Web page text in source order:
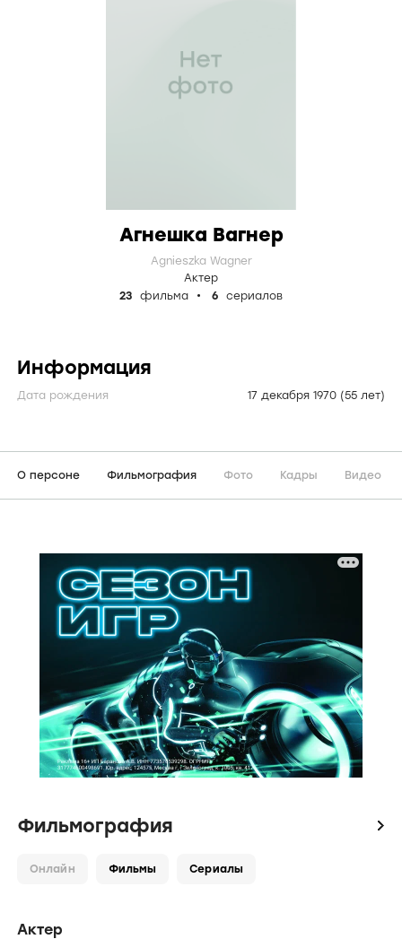
Агнешка Вагнер
Agnieszka Wagner
Актер
23
фильма 6 сериалов
Информация
Дата рождения 17 декабря 1970 (55 лет)
О персоне Фильмография Фото Кадры Видео
Фильмография icon
Онлайн Фильмы Сериалы
Актер